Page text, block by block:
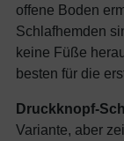
offene Boden
Schlafhemden
keine Füße
besten für die
Druckknopf-
Variante, aber